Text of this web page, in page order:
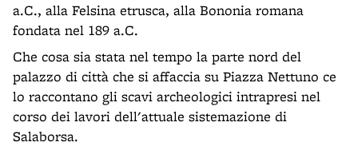
a.C., alla Felsina etrusca, alla Bononia romana
fondata nel 189 a.C.
Che cosa sia stata nel tempo la parte nord del
palazzo di città che si affaccia su Piazza Nettuno ce
lo raccontano gli scavi archeologici intrapresi nel
corso dei lavori dell'attuale sistemazione di
Salaborsa.